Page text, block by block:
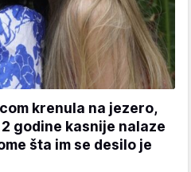
krenula na jezero,
godine kasnije nalaze
šta im se desilo je